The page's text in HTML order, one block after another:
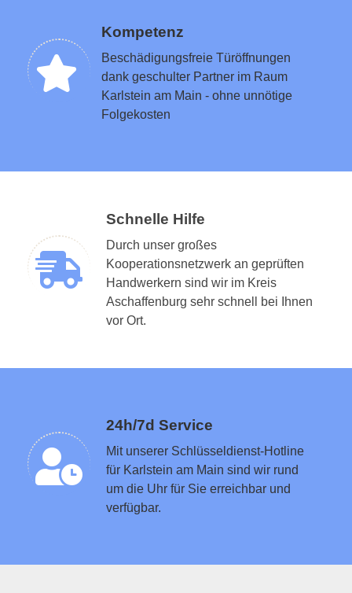
Kompetenz
Beschädigungsfreie Türöffnungen
dank geschulter Partner im Raum
Karlstein am Main - ohne unnötige
Folgekosten
Schnelle Hilfe
Durch unser großes
Kooperationsnetzwerk an geprüften
Handwerkern sind wir im Kreis
Aschaffenburg sehr schnell bei Ihnen
vor Ort.
24h/7d Service
Mit unserer Schlüsseldienst-Hotline
für Karlstein am Main sind wir rund
um die Uhr für Sie erreichbar und
verfügbar.
Schlüsseldienst in der Nähe vermitteln